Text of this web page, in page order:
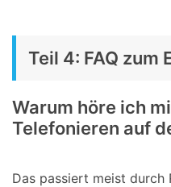
Teil 4: FAQ zum
Warum höre ich
Telefonieren auf
Das passiert meist durch